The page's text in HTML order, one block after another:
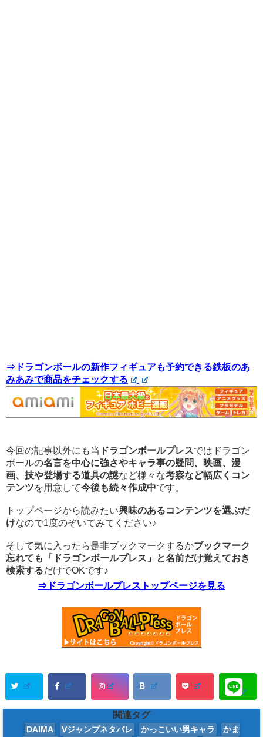
⇒ドラゴンボールの新作フィギュアも予約できる鉄板のあ
みあみで商品をチェックする
今回の記事以外にも当 ドラゴンボールプレスではドラゴン
ボールの名言を中心に強さやキャラ事の疑問、映画、漫
画、技や登場する道具の謎など様々な考察など幅広くコン
テンツを用意して今後も続々作成中です。
トップページから読みたい興味のあるコンテンツを選ぶだ
けなので1度のぞいてみてください♪
そして気に入ったら是非ブックマークするかブックマーク
忘れても「ドラゴンボールプレス」と名前だけ覚えておき
検索するだけでOKです♪
⇒ドラゴンボールプレストップページを見る
関連タグ
DAIMA Vジャンプネタバレ かっこいい男キャラ
かま